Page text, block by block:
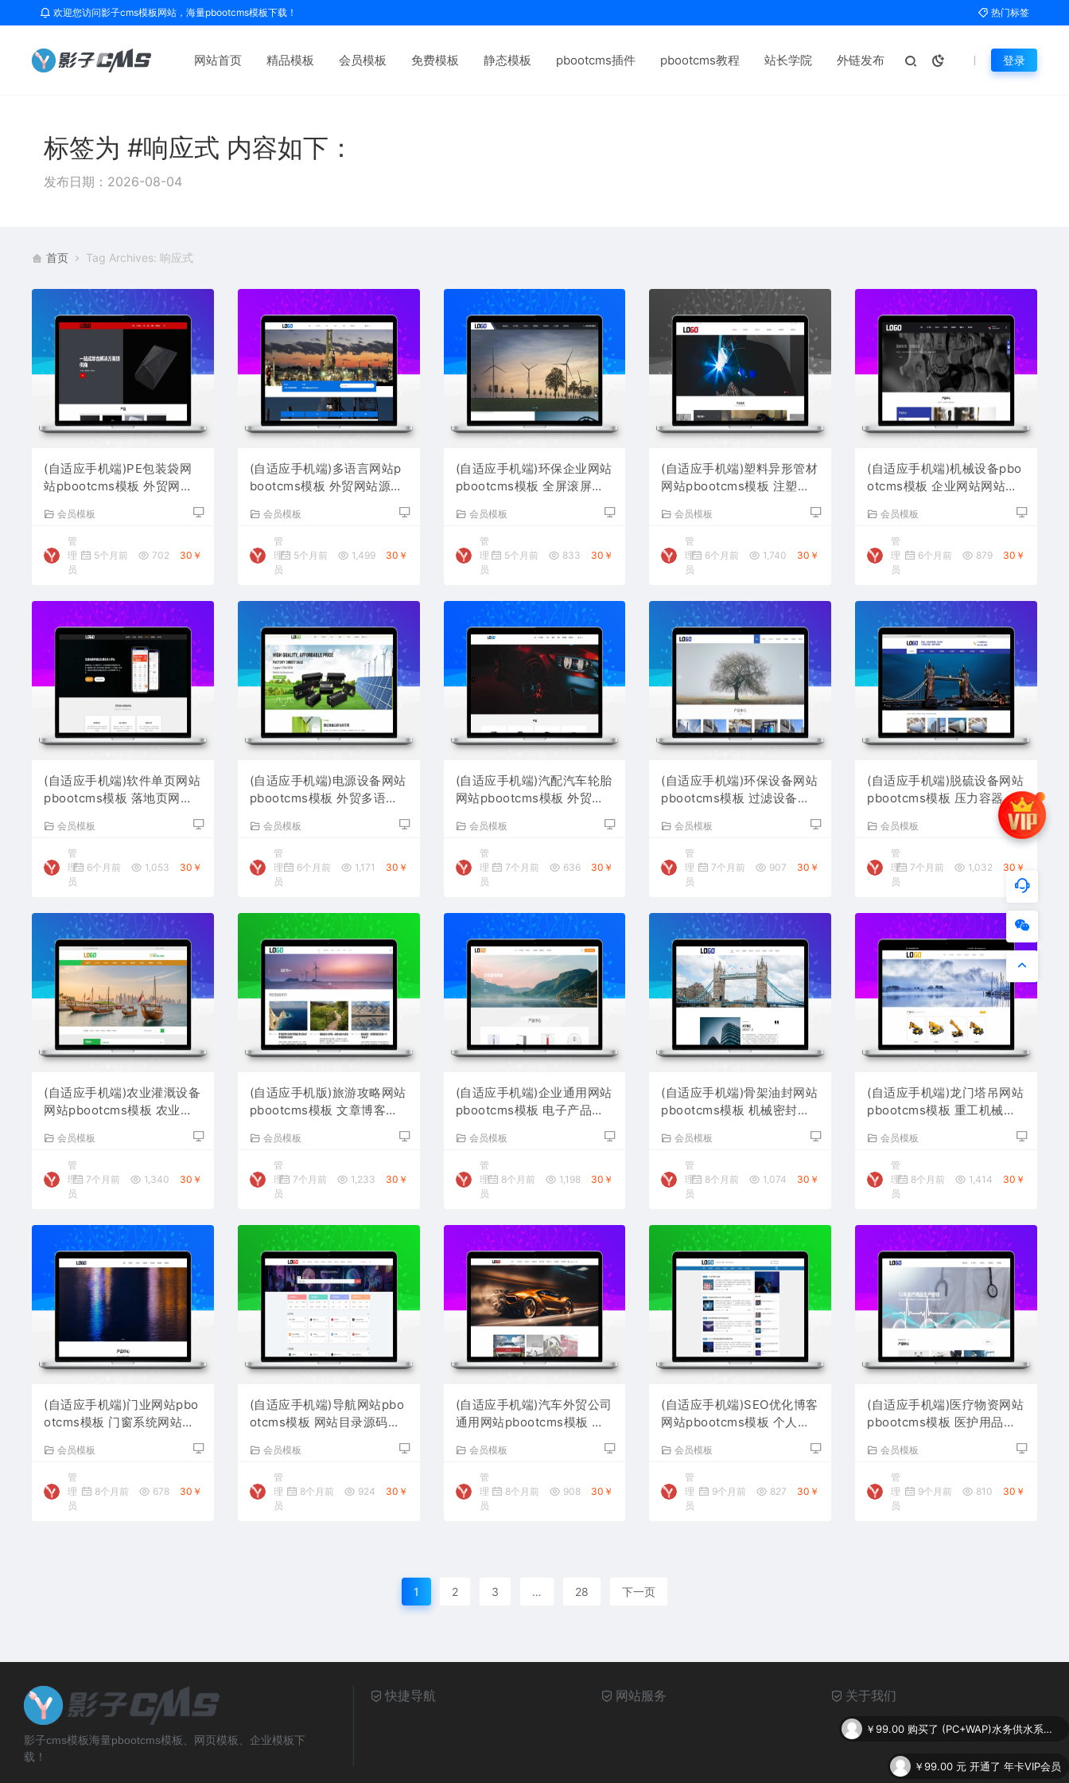
欢迎您访问影子cms模板网站，海量pbootcms模板下载！ 热门标签
网站首页 精品模板 会员模板 免费模板 静态模板 pbootcms插件 pbootcms教程 站长学院 外链发布 登录
标签为 #响应式 内容如下：
发布日期：2026-08-04
首页 Tag Archives: 响应式
(自适应手机端)PE包装袋网
站pbootcms模板 外贸网站
会员模板
管
理
员
5个月前 702 30￥
(自适应手机端)多语言网站p
bootcms模板 外贸网站源码
会员模板
管
理
员
5个月前 1,499 30￥
(自适应手机端)环保企业网站
pbootcms模板 全屏滚屏网
会员模板
管
理
员
5个月前 833 30￥
(自适应手机端)塑料异形管材
网站pbootcms模板 注塑品
会员模板
管
理
员
6个月前 1,740 30￥
(自适应手机端)机械设备pbo
otcms模板 企业网站网站源
会员模板
管
理
员
6个月前 879 30￥
(自适应手机端)软件单页网站
pbootcms模板 落地页网站
会员模板
管
理
员
6个月前 1,053 30￥
(自适应手机端)电源设备网站
pbootcms模板 外贸多语言
会员模板
管
理
员
6个月前 1,171 30￥
(自适应手机端)汽配汽车轮胎
网站pbootcms模板 外贸企
会员模板
管
理
员
7个月前 636 30￥
(自适应手机端)环保设备网站
pbootcms模板 过滤设备网
会员模板
管
理
员
7个月前 907 30￥
(自适应手机端)脱硫设备网站
pbootcms模板 压力容器网
会员模板
管
理
员
7个月前 1,032 30￥
(自适应手机端)农业灌溉设备
网站pbootcms模板 农业机
会员模板
管
理
员
7个月前 1,340 30￥
(自适应手机版)旅游攻略网站
pbootcms模板 文章博客网
会员模板
管
理
员
7个月前 1,233 30￥
(自适应手机端)企业通用网站
pbootcms模板 电子产品网
会员模板
管
理
员
8个月前 1,198 30￥
(自适应手机端)骨架油封网站
pbootcms模板 机械密封件
会员模板
管
理
员
8个月前 1,074 30￥
(自适应手机端)龙门塔吊网站
pbootcms模板 重工机械设
会员模板
管
理
员
8个月前 1,414 30￥
(自适应手机端)门业网站pbo
otcms模板 门窗系统网站源
会员模板
管
理
员
8个月前 678 30￥
(自适应手机端)导航网站pbo
otcms模板 网站目录源码下
会员模板
管
理
员
8个月前 924 30￥
(自适应手机端)汽车外贸公司
通用网站pbootcms模板 带
会员模板
管
理
员
8个月前 908 30￥
(自适应手机端)SEO优化博客
网站pbootcms模板 个人博
会员模板
管
理
员
9个月前 827 30￥
(自适应手机端)医疗物资网站
pbootcms模板 医护用品网
会员模板
管
理
员
9个月前 810 30￥
1 2 3 … 28 下一页
影子cms模板海量pbootcms模板、网页模板、企业模板下
载！
快捷导航 网站服务 关于我们
￥99.00
￥30.00购买了